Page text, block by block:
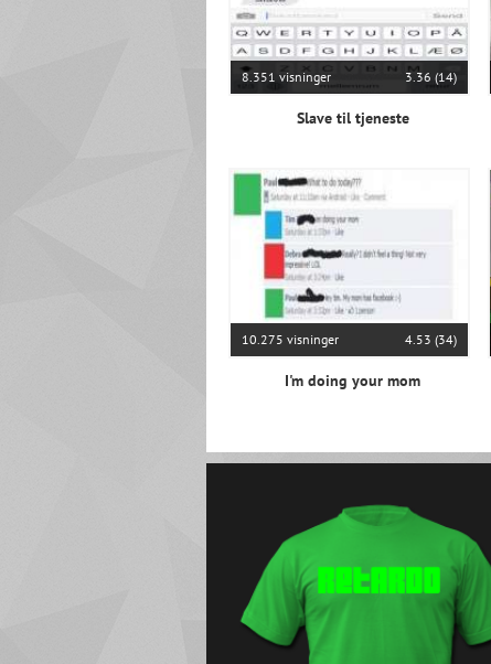
8.351 visninger 3.36 (14)
Slave til tjeneste
10.275 visninger 4.53 (34)
I'm doing your mom